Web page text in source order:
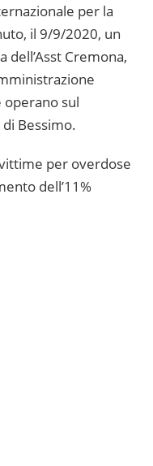
per la
il 9/9/2020, un
dell’Asst Cremona,
sul
Bessimo.
per overdose
dell’11%